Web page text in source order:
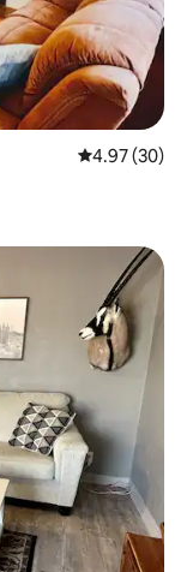
レビュー30
4.97 (30)